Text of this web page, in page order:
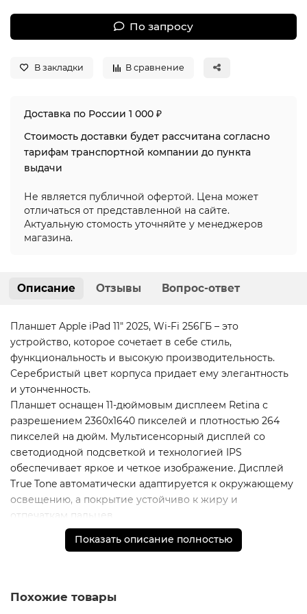
По запросу
В закладки В сравнение
Доставка по России 1 000 ₽
Стоимость доставки будет рассчитана согласно
тарифам транспортной компании до пункта
выдачи
Не является публичной офертой. Цена может
отличаться от представленной на сайте.
Актуальную стомость уточняйте у менеджеров
магазина.
Описание Отзывы Вопрос-ответ
Планшет Apple iPad 11" 2025, Wi-Fi 256ГБ – это
устройство, которое сочетает в себе стиль,
функциональность и высокую производительность.
Серебристый цвет корпуса придает ему элегантность
и утонченность.
Планшет оснащен 11-дюймовым дисплеем Retina с
разрешением 2360x1640 пикселей и плотностью 264
пикселей на дюйм. Мультисенсорный дисплей со
светодиодной подсветкой и технологией IPS
обеспечивает яркое и четкое изображение. Дисплей
True Tone автоматически адаптируется к окружающему
освещению, а покрытие устойчиво к жиру и
отпечаткам пальцев.
Планшет поддерживает Apple Pencil, что позволяет
рисовать, писать и делать заметки с еще большим
и 4-ядерным графическим процессором. Это
Показать описание полностью
Похожие товары